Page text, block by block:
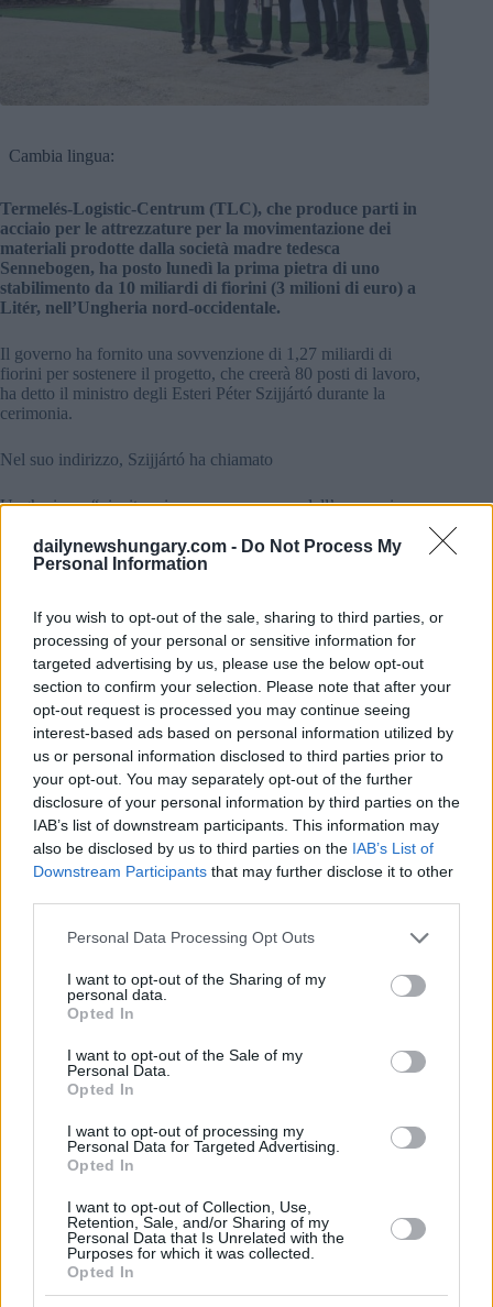
dailynewshungary.com - Do Not Process My
Personal Information
If you wish to opt-out of the sale, sharing to third parties, or
processing of your personal or sensitive information for
targeted advertising by us, please use the below opt-out
section to confirm your selection. Please note that after your
opt-out request is processed you may continue seeing
interest-based ads based on personal information utilized by
us or personal information disclosed to third parties prior to
your opt-out. You may separately opt-out of the further
disclosure of your personal information by third parties on the
IAB’s list of downstream participants. This information may
also be disclosed by us to third parties on the IAB’s List of
Downstream Participants that may further disclose it to other
Please note that this website/app uses one or more Google
not limited to your visit or usage behaviour. You may click to
grant or deny consent to Google and its third-party tags to
use your data for below specified purposes in below Google
consent section.
Personal Data Processing Opt Outs
I want to opt-out of the Sharing of my
personal data.
Opted In
I want to opt-out of the Sale of my
Personal Data.
Opted In
I want to opt-out of processing my
Personal Data for Targeted Advertising.
Opted In
I want to opt-out of Collection, Use,
Retention, Sale, and/or Sharing of my
Personal Data that Is Unrelated with the
Purposes for which it was collected.
Opted In
Cambia lingua:
Termelés-Logistic-Centrum (TLC), che produce parti in
acciaio per le attrezzature per la movimentazione dei
materiali prodotte dalla società madre tedesca
Sennebogen, ha posto lunedì la prima pietra di uno
stabilimento da 10 miliardi di fiorini (3 milioni di euro) a
Litér, nell’Ungheria nord-occidentale.
Il governo ha fornito una sovvenzione di 1,27 miliardi di
fiorini per sostenere il progetto, che creerà 80 posti di lavoro,
ha detto il ministro degli Esteri Péter Szijjártó durante la
cerimonia.
Nel suo indirizzo, Szijjártó ha chiamato
Ungheria un “vincitore in una nuova epoca dell’economia
Ha sostenuto che l’Ungheria ha battuto i record di
investimenti in ciascuno degli ultimi cinque anni, in parte a
Szijjártó ha detto questo
L’Ungheria è uno dei 35 paesi al mondo con esportazioni
annuali superiori a 100 miliardi di euro e ha notato la piena
occupazione nel paese come un risultato spiacevole”.
Il proprietario di TLC Walter Sennebogen ha dichiarato che la
produzione nello stabilimento dovrebbe iniziare alla fine del
prossimo anno.
TLC impiega 550 lavoratori in una base a Balatonfüred, sulla
sponda settentrionale del lago Balaton, L’azienda ha registrato
un fatturato netto di 33,8 miliardi di fiorini lo scorso anno.
La fine dell’epoca d’oro sul mercato immobiliare
ungherese
BMW
economia #germania
ministero degli affari esteri dell'ungheria
Leave a Reply
Your email address will not be published. Required fields are marked
*
*